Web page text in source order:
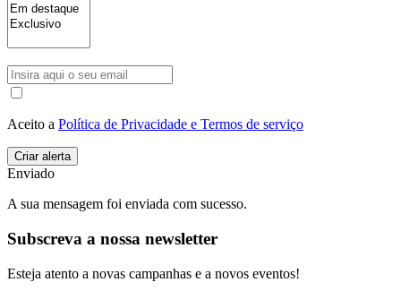
Aceito a Política de Privacidade e Termos de serviço
Enviado
A sua mensagem foi enviada com sucesso.
Subscreva a nossa newsletter
Esteja atento a novas campanhas e a novos eventos!